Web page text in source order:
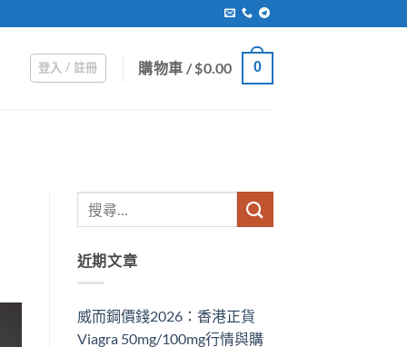
登入 / 註冊 購物車 /$0.00 0
近期文章
威而鋼價錢2026：香港正貨
Viagra 50mg/100mg行情與購